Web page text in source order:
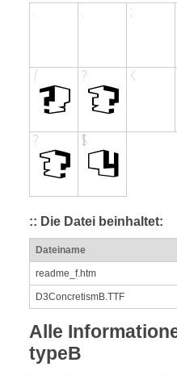
:: Die Datei beinhaltet:
Dateiname
readme_f.htm
D3ConcretismB.TTF
Alle
typeB